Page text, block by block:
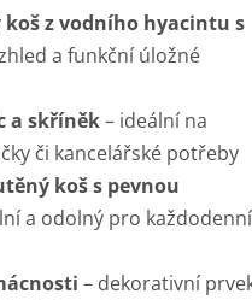
z vodního hyacintu s
a funkční úložné
a skříněk– ideální na
či kancelářské potřeby
koš s pevnou
a odolný pro každodenní
– dekorativní